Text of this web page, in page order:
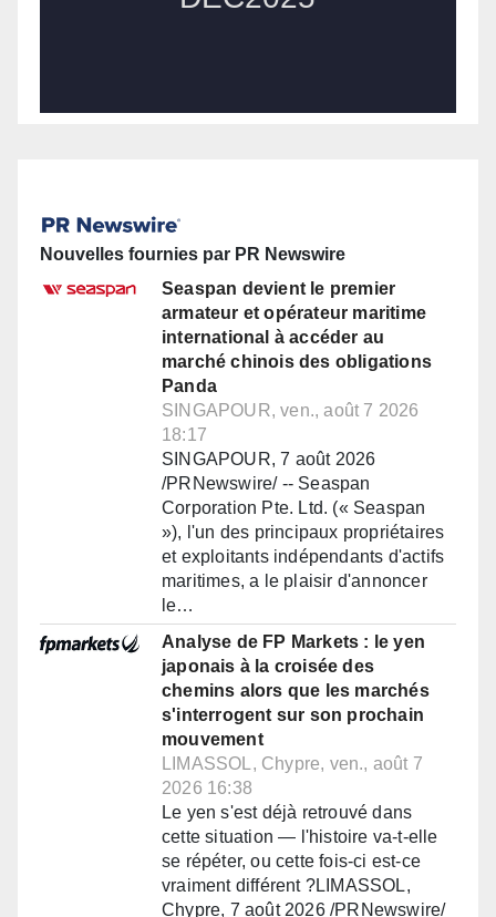
Nouvelles fournies par PR Newswire
Seaspan devient le premier
armateur et opérateur maritime
international à accéder au
marché chinois des obligations
Panda
SINGAPOUR, ven., août 7 2026
18:17
SINGAPOUR, 7 août 2026
/PRNewswire/ -- Seaspan
Corporation Pte. Ltd. (« Seaspan
»), l'un des principaux propriétaires
et exploitants indépendants d'actifs
maritimes, a le plaisir d'annoncer
le…
Analyse de FP Markets : le yen
japonais à la croisée des
chemins alors que les marchés
s'interrogent sur son prochain
mouvement
LIMASSOL, Chypre, ven., août 7
2026 16:38
Le yen s'est déjà retrouvé dans
cette situation — l'histoire va-t-elle
se répéter, ou cette fois-ci est-ce
vraiment différent ?LIMASSOL,
Chypre, 7 août 2026 /PRNewswire/